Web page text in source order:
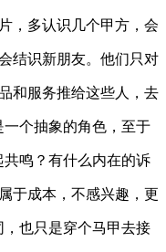
，多认识几个甲方，会
结识新朋友。他们只对
和服务推给这些人，去
个抽象的角色，至于
鸣？有什么内在的诉
于成本，不感兴趣，更
也只是穿个马甲去接